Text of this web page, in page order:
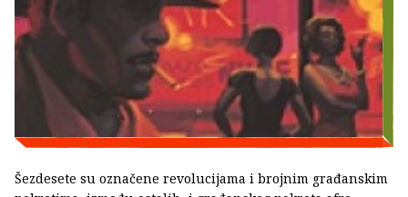
Šezdesete su označene revolucijama i brojnim građanskim